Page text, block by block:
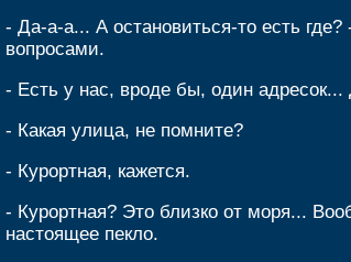
- Да-а-а... А остановиться-то есть
вопросами.
- Есть у нас, вроде бы, один
- Какая улица, не помните?
- Курортная, кажется.
- Курортная? Это близко от моря...
настоящее пекло.